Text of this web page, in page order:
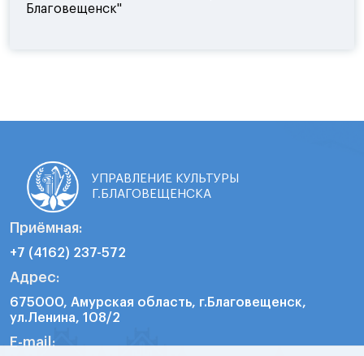
Благовещенск"
УПРАВЛЕНИЕ КУЛЬТУРЫ
Г.БЛАГОВЕЩЕНСКА
Приёмная:
+7 (4162) 237-572
Адрес:
675000, Амурская область, г.Благовещенск,
ул.Ленина, 108/2
E-mail: